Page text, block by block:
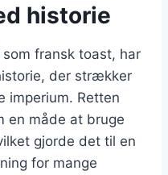
historie
fransk toast, har
der strækker
imperium. Retten
en måde at bruge
gjorde det til en
for mange